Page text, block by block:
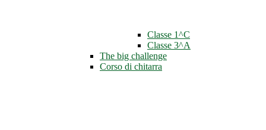
Classe 1^C
Classe 3^A
The big challenge
Corso di chitarra